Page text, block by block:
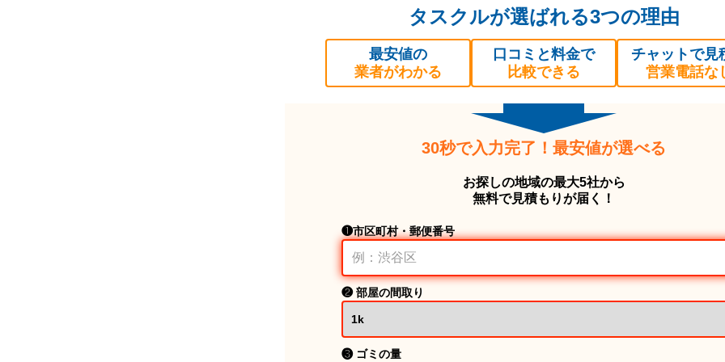
タスクルが選ばれる3つの理由
最安値の
業者がわかる
口コミと料金で
比較できる
チャットで見
営業電話な
30秒で入力完了！最安値が選べる
お探しの地域の最大5社から
無料で見積もりが届く！
❶市区町村・郵便番号
❷ 部屋の間取り
❸ ゴミの量